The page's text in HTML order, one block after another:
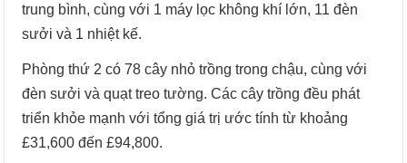
trung bình, cùng với 1 máy lọc không khí lớn, 11 đèn
sưởi và 1 nhiệt kế.
Phòng thứ 2 có 78 cây nhỏ trồng trong chậu, cùng với
đèn sưởi và quạt treo tường. Các cây trồng đều phát
triển khỏe mạnh với tổng giá trị ước tính từ khoảng
£31,600 đến £94,800.